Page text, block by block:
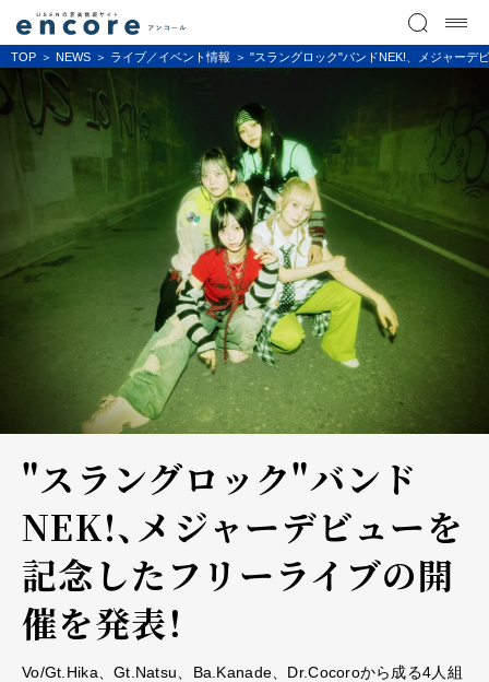
TOP NEWS ライブ／イベント情報 "スラングロック"バンドNEK!、メジャーデ
"スラングロック"バンド
NEK!、メジャーデビューを
記念したフリーライブの開
催を発表！
Vo/Gt.Hika、Gt.Natsu、Ba.Kanade、Dr.Cocoroから成る4人組